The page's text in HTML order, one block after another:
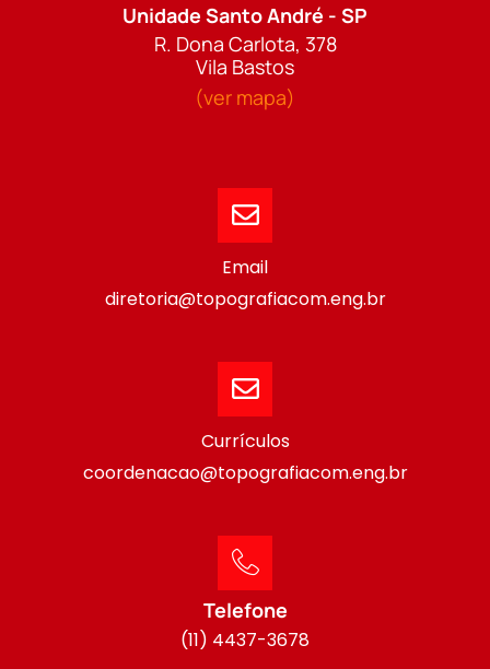
Unidade Santo André - SP
R. Dona Carlota, 378
Vila Bastos
(ver mapa)
Email
diretoria@topografiacom.eng.br
Currículos
coordenacao@topografiacom.eng.br
Telefone
(11) 4437-3678